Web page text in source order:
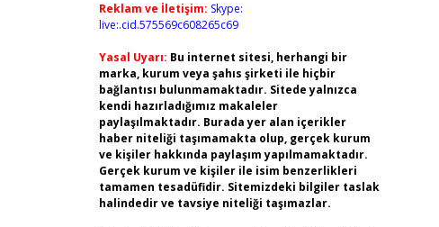
Reklam ve İletişim: Skype:
live:.cid.575569c608265c69
Yasal Uyarı: Bu internet sitesi, herhangi bir
marka, kurum veya şahıs şirketi ile hiçbir
bağlantısı bulunmamaktadır. Sitede yalnızca
kendi hazırladığımız makaleler
paylaşılmaktadır. Burada yer alan içerikler
haber niteliği taşımamakta olup, gerçek kurum
ve kişiler hakkında paylaşım yapılmamaktadır.
Gerçek kurum ve kişiler ile isim benzerlikleri
tamamen tesadüfidir. Sitemizdeki bilgiler taslak
halindedir ve tavsiye niteliği taşımazlar.